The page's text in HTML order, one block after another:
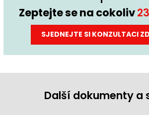
Zeptejte se na cokoliv
SJEDNEJTE SI KONZULTACI
Další dokumenty a